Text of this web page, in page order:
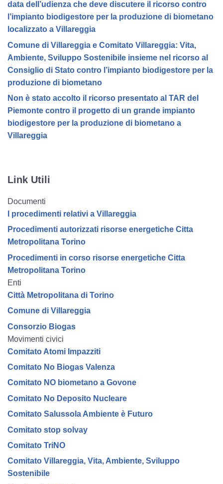
data dell’udienza che deve discutere il ricorso contro
l’impianto biodigestore per la produzione di biometano
localizzato a Villareggia
Comune di Villareggia e Comitato Villareggia: Vita,
Ambiente, Sviluppo Sostenibile insieme nel ricorso al
Consiglio di Stato contro l’impianto biodigestore per la
produzione di biometano
Non è stato accolto il ricorso presentato al TAR del
Piemonte contro il progetto di un grande impianto
biodigestore per la produzione di biometano a
Villareggia
Link Utili
Documenti
I procedimenti relativi a Villareggia
Procedimenti autorizzati risorse energetiche Citta
Metropolitana Torino
Procedimenti in corso risorse energetiche Citta
Metropolitana Torino
Enti
Città Metropolitana di Torino
Comune di Villareggia
Consorzio Biogas
Movimenti civici
Comitato Atomi Impazziti
Comitato No Biogas Valenza
Comitato NO biometano a Govone
Comitato No Deposito Nucleare
Comitato Salussola Ambiente è Futuro
Comitato stop solvay
Comitato TriNO
Comitato Villareggia, Vita, Ambiente, Sviluppo
Sostenibile